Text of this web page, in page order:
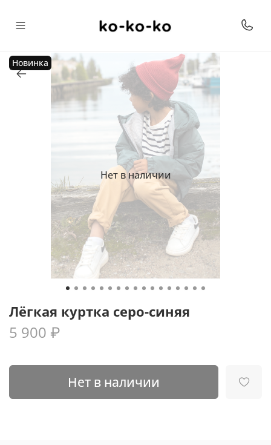
Нет в наличии
Новинка
Лёгкая куртка серо-синяя
5 900 ₽
Нет в наличии